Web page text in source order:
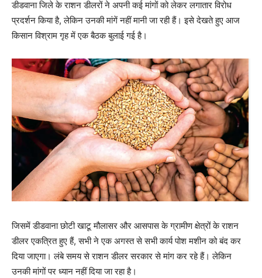
डीडवाना जिले के राशन डीलरों ने अपनी कई मांगों को लेकर लगातार विरोध
प्रदर्शन किया है, लेकिन उनकी मांगें नहीं मानी जा रही हैं। इसे देखते हुए आज
किसान विश्राम गृह में एक बैठक बुलाई गई है।
जिसमें डीडवाना छोटी खाटू मौलासर और आसपास के ग्रामीण क्षेत्रों के राशन
डीलर एकत्रित हुए हैं, सभी ने एक अगस्त से सभी कार्य पोश मशीन को बंद कर
दिया जाएगा। लंबे समय से राशन डीलर सरकार से मांग कर रहे हैं। लेकिन
उनकी मांगों पर ध्यान नहीं दिया जा रहा है।